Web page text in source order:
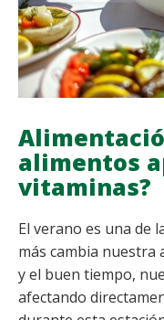
alimentos
vitaminas?
El verano es una de
más cambia nuestra
y el buen tiempo,
afectando